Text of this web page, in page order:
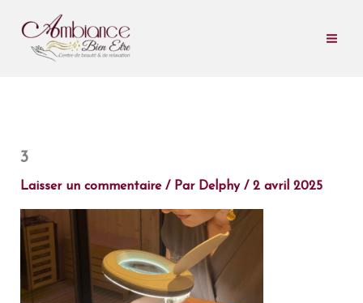
contenu
3
Laisser un commentaire / Par Delphy / 2 avril 2025